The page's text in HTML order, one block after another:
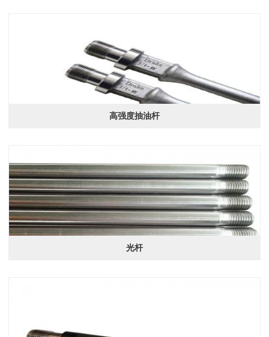
高强度抽油杆
光杆